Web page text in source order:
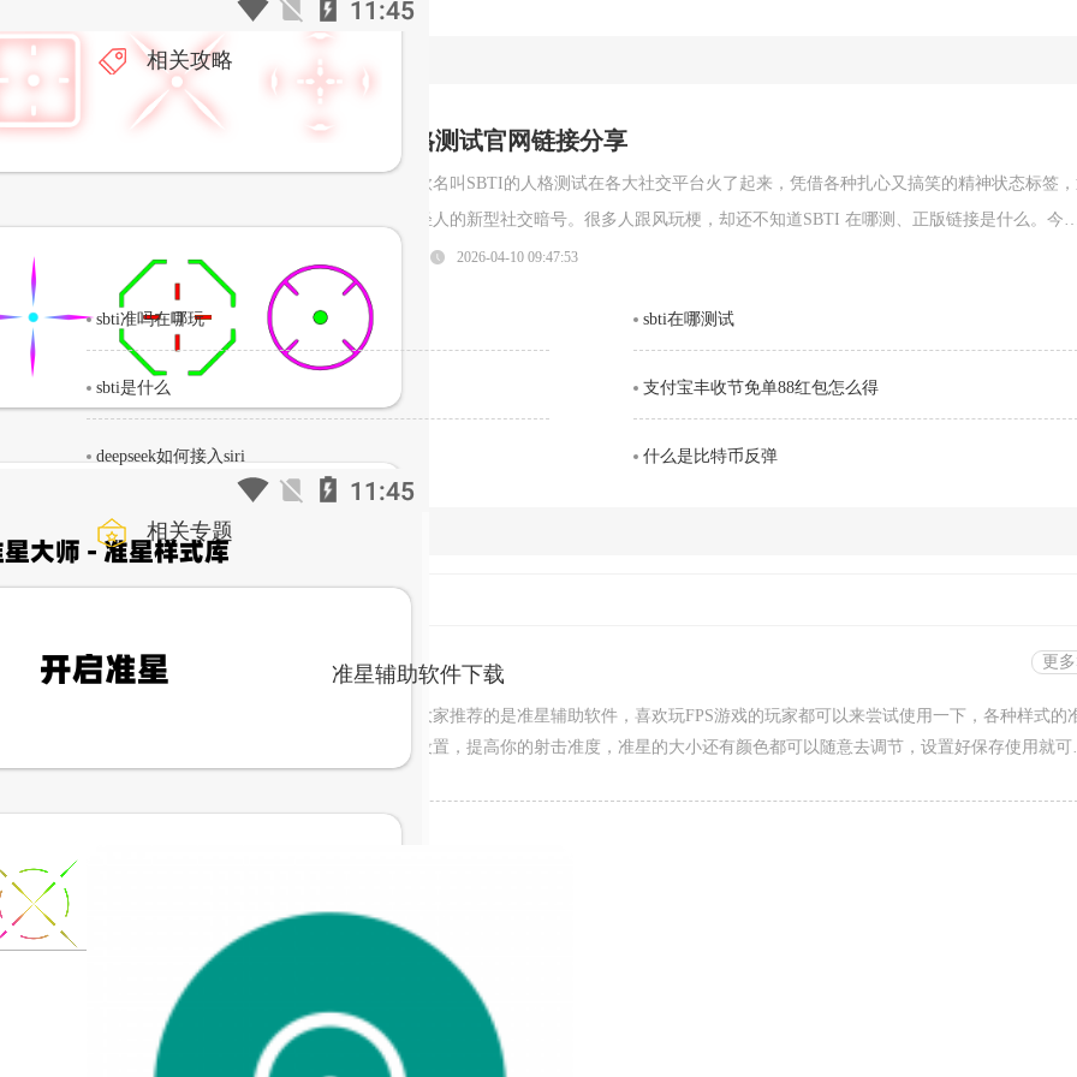
相关攻略
sbti人格测试官网链接分享
最近，一款名叫SBTI的人格测试在各大社交平台火了起来，凭借各种扎心又搞笑的精神状态标签
速成为年轻人的新型社交暗号。很多人跟风玩梗，却还不知道SBTI 在哪测、正版链接是什么。今天
就为大家整理出 SBTI 在线测试官方网址，以及完整的测试攻略，轻松一键测出你的专属人格。
人格测试界面一、SBTI 官方测试链接(2026 最新正版)SBTI 全称Silly Big Personality
2026-04-10 09:47:53
sbti准吗在哪玩 sbti在哪测试
sbti是什么 支付宝丰收节免单88红包怎么得
deepseek如何接入siri 什么是比特币反弹
相关专题
游戏辅助
更
准星辅助软件下载
小编今天给大家推荐的是准星辅助软件，喜欢玩FPS游戏的玩家都可以来尝试使用一下，各种样式的
星都可以去设置，提高你的射击准度，准星的大小还有颜色都可以随意去调节，设置好保存使用就可